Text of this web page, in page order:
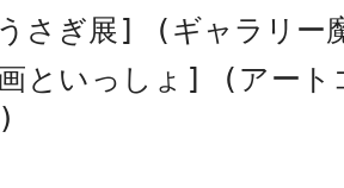
さぎ展 ] ( ギャラリー
といっしょ ] ( アート
)